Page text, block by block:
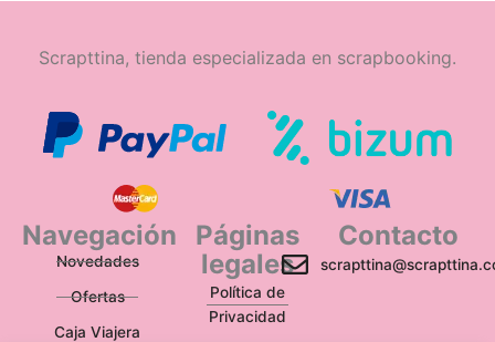
Scrapttina, tienda especializada en scrapbooking.
Navegación
Novedades
Ofertas
Caja Viajera
Páginas
legales
Política de
Privacidad
Contacto